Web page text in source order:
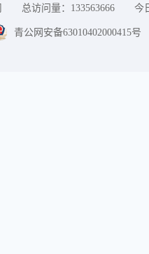
总访问量： 133563666 今
青公网安备63010402000415号